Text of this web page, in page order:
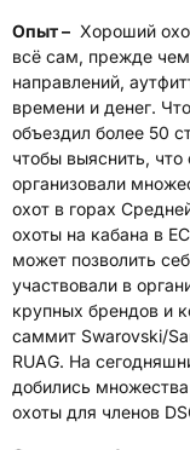
Опыт – Хороший
всё сам, прежде
направлений,
времени и денег.
объездил более 50
чтобы выяснить,
организовали
охот в горах
охоты на кабана в
может позволить
участвовали в
крупных брендов и
саммит Swarovski/
RUAG. На
добились
охоты для членов